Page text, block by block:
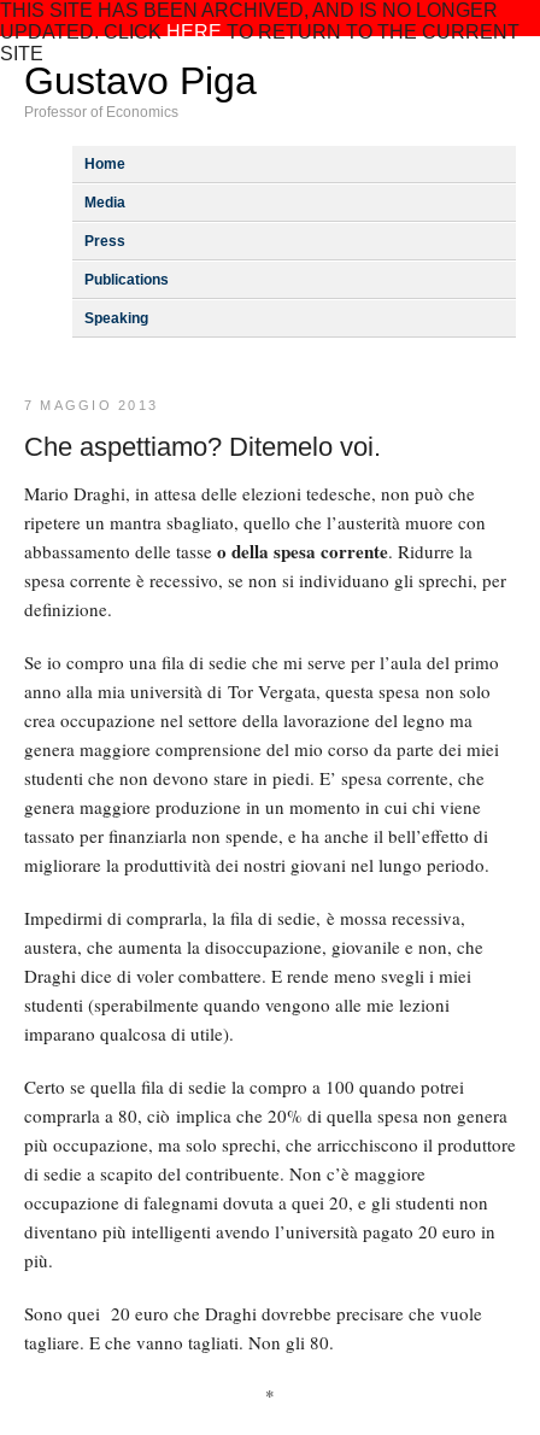
THIS SITE HAS BEEN ARCHIVED, AND IS NO LONGER
UPDATED. CLICKHERETO RETURN TO THE CURRENT
SITE
Gustavo Piga
Professor of Economics
Home
Media
Press
Publications
Speaking
7 MAGGIO 2013
Che aspettiamo? Ditemelo voi.
Mario Draghi, in attesa delle elezioni tedesche, non può che
ripetere un mantra sbagliato, quello che l’austerità muore con
abbassamento delle tasse o della spesa corrente. Ridurre la
spesa corrente è recessivo, se non si individuano gli sprechi, per
definizione.
Se io compro una fila di sedie che mi serve per l’aula del primo
anno alla mia università di Tor Vergata, questa spesa non solo
crea occupazione nel settore della lavorazione del legno ma
genera maggiore comprensione del mio corso da parte dei miei
studenti che non devono stare in piedi. E’ spesa corrente, che
genera maggiore produzione in un momento in cui chi viene
tassato per finanziarla non spende, e ha anche il bell’effetto di
migliorare la produttività dei nostri giovani nel lungo periodo.
Impedirmi di comprarla, la fila di sedie, è mossa recessiva,
austera, che aumenta la disoccupazione, giovanile e non, che
Draghi dice di voler combattere. E rende meno svegli i miei
studenti (sperabilmente quando vengono alle mie lezioni
imparano qualcosa di utile).
Certo se quella fila di sedie la compro a 100 quando potrei
comprarla a 80, ciò implica che 20% di quella spesa non genera
più occupazione, ma solo sprechi, che arricchiscono il produttore
di sedie a scapito del contribuente. Non c’è maggiore
occupazione di falegnami dovuta a quei 20, e gli studenti non
diventano più intelligenti avendo l’università pagato 20 euro in
più.
Sono quei 20 euro che Draghi dovrebbe precisare che vuole
tagliare. E che vanno tagliati. Non gli 80.
*